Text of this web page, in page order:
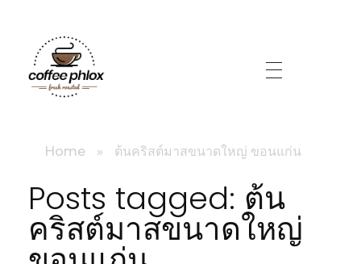
Home » ต้นคริสต์มาสขนาดใหญ่ ขอนแก่น
Posts tagged: ต้น
คริสต์มาสขนาดใหญ่